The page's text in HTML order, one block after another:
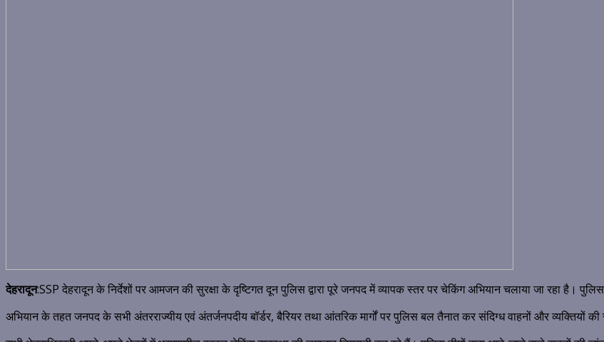
देहरादून:SSP देहरादून के निर्देशों पर आमजन की सुरक्षा के दृष्टिगत दून पुलिस द्वारा पूरे जनपद में व्यापक स्तर पर चेकिंग अभियान चलाया जा रहा है।
अभियान के तहत जनपद के सभी अंतरराज्यीय एवं अंतर्जनपदीय बॉर्डर, बैरियर तथा आंतरिक मार्गों पर पुलिस बल तैनात कर संदिग्ध वाहनों और व्यक्तियों